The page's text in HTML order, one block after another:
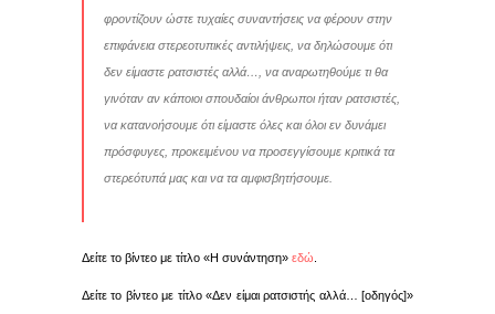
φροντίζουν ώστε τυχαίες συναντήσεις να φέρουν στην
επιφάνεια στερεοτυπικές αντιλήψεις, να δηλώσουμε ότι
δεν είμαστε ρατσιστές αλλά…, να αναρωτηθούμε τι θα
γινόταν αν κάποιοι σπουδαίοι άνθρωποι ήταν ρατσιστές,
να κατανοήσουμε ότι είμαστε όλες και όλοι εν δυνάμει
πρόσφυγες, προκειμένου να προσεγγίσουμε κριτικά τα
στερεότυπά μας και να τα αμφισβητήσουμε.
Δείτε το βίντεο με τίτλο «Η συνάντηση» εδώ
Δείτε το βίντεο με τίτλο «Δεν είμαι ρατσιστής αλλά… [οδηγός]»